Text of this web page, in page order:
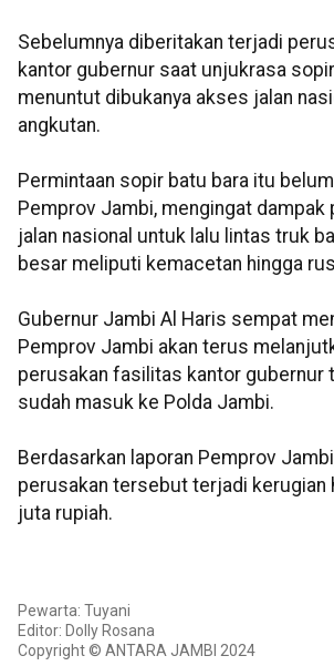
Sebelumnya diberitakan terjadi
kantor gubernur saat unjukrasa
menuntut dibukanya akses jalan
angkutan.
Permintaan sopir batu bara itu
Pemprov Jambi, mengingat dampak
jalan nasional untuk lalu lintas truk
besar meliputi kemacetan hingga
Gubernur Jambi Al Haris sempat
Pemprov Jambi akan terus
perusakan fasilitas kantor gubernur
sudah masuk ke Polda Jambi.
Berdasarkan laporan Pemprov
perusakan tersebut terjadi kerugian
juta rupiah.
Pewarta: Tuyani
Editor: Dolly Rosana
Copyright © ANTARA JAMBI 2024